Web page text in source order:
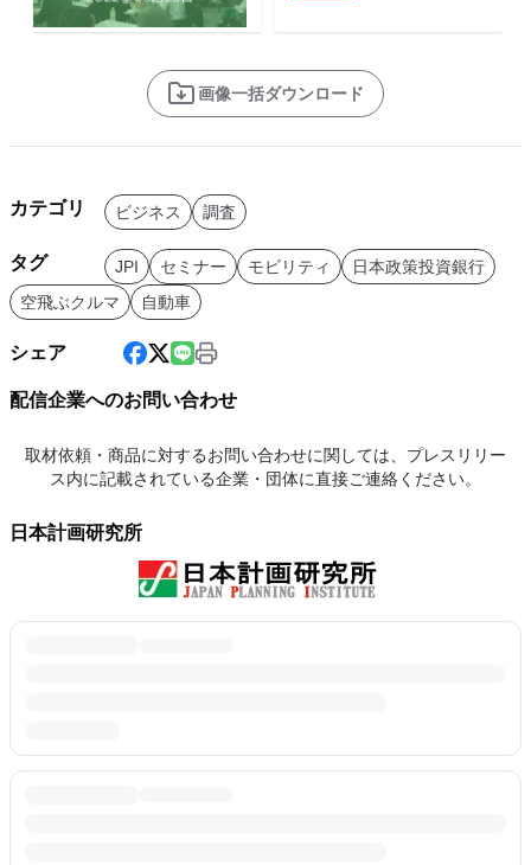
画像一括ダウンロード
カテゴリ ビジネス 調査
タグ JPI セミナー モビリティ
日本政策投資銀行
空飛ぶクルマ
自動車
シェア
配信企業へのお問い合わせ
取材依頼・商品に対するお問い合わせに関しては、プレスリリー
ス内に記載されている企業・団体に直接ご連絡ください。
日本計画研究所